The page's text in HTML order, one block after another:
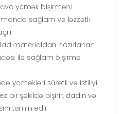
yemək bişirməni
sağlam və ləzzətli
materialdan hazırlanan
ilə sağlam bişirmə
yeməkləri sürətli və istiliyi
bir şəkildə bişirir, dadın və
təmin edir.